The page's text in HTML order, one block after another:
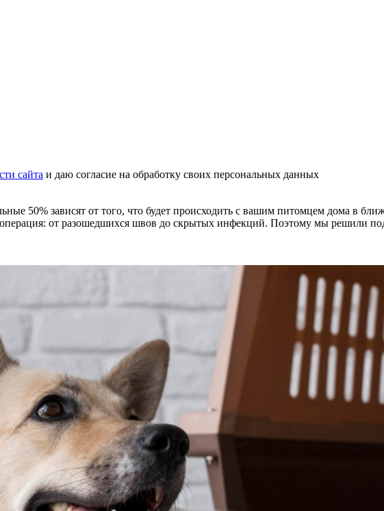
сайта и даю согласие на обработку своих персональных данных
50% зависят от того, что будет происходить с вашим питомцем дома в
от разошедшихся швов до скрытых инфекций. Поэтому мы решили